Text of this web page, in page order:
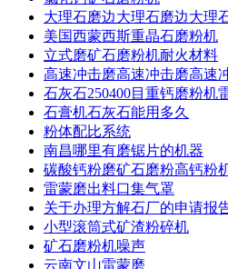
大理石磨边大理石磨边大理
美国西蒙西斯重晶石磨粉机
立式磨矿石磨粉机耐火材料
高速冲击磨高速冲击磨高速
石灰石250400目重钙磨粉机
石膏机石灰石能用多久
粉体配比系统
南昌哪里有磨锯片的机器
碳酸钙粉磨矿石磨粉高钙粉
雷蒙磨出料口集气罩
关于办理方解石厂的申请报
小型滚筒式矿渣粉碎机
矿石磨粉机噪声
云南文山雷蒙磨